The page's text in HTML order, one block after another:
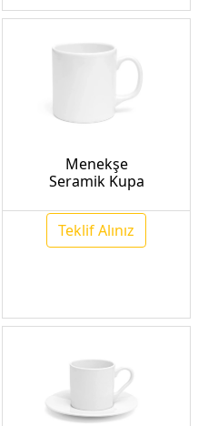
Menekşe
Seramik Kupa
Teklif Alınız